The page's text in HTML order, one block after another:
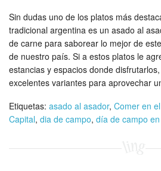
Sin dudas uno de los platos más
tradicional argentina es un asado al
de carne para saborear lo mejor de
de nuestro país. Si a estos platos le
estancias y espacios donde
excelentes variantes para aprovechar
Etiquetas: asado al asador, Comer en
Capital, dia de campo, día de campo